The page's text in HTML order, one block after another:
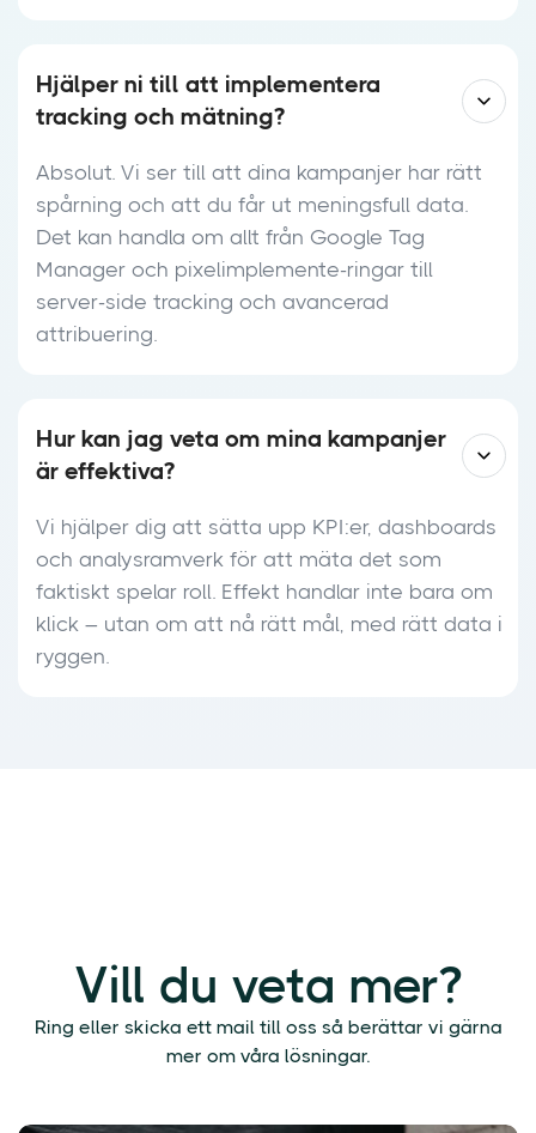
Hjälper ni till att implementera
tracking och mätning?
Absolut. Vi ser till att dina kampanjer har rätt
spårning och att du får ut meningsfull data.
Det kan handla om allt från Google Tag
Manager och pixelimplemente-ringar till
server-side tracking och avancerad
attribuering.
Hur kan jag veta om mina kampanjer
är effektiva?
Vi hjälper dig att sätta upp KPI:er, dashboards
och analysramverk för att mäta det som
faktiskt spelar roll. Effekt handlar inte bara om
klick – utan om att nå rätt mål, med rätt data i
ryggen.
Vill du veta mer?
Ring eller skicka ett mail till oss så berättar vi gärna
mer om våra lösningar.